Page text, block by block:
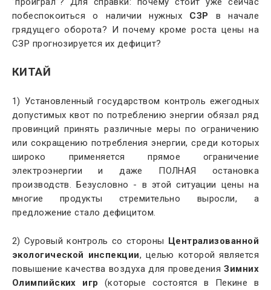
побеспокоиться о наличии нужных СЗР в начале
грядущего оборота? И почему кроме роста цены на
СЗР прогнозируется их дефицит?
КИТАЙ
1) Установленный государством контроль ежегодных
допустимых квот по потреблению энергии обязал ряд
провинций принять различные меры по ограничению
или сокращению потребления энергии, среди которых
широко применяется прямое ограничение
электроэнергии и даже ПОЛНАЯ остановка
производств. Безусловно - в этой ситуации цены на
многие продукты стремительно выросли, а
предложение стало дефицитом.
2) Суровый контроль со стороны Централизованной
экологической инспекции, целью которой является
повышение качества воздуха для проведенияЗимних
Олимпийских игр (которые состоятся в Пекине в